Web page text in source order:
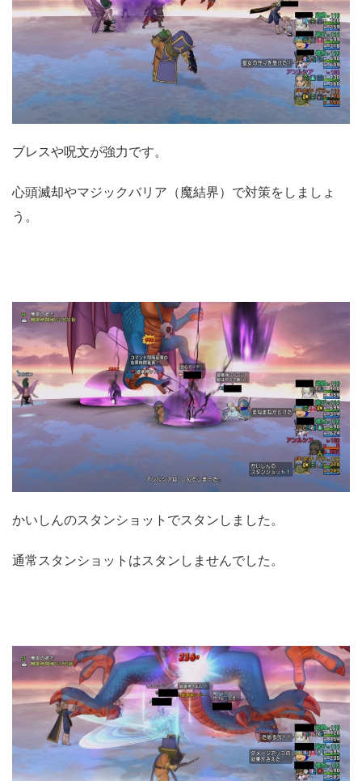
ブレスや呪文が強力です。
心頭滅却やマジックバリア（魔結界）で対策をしましょ
う。
かいしんのスタンショットでスタンしました。
通常スタンショットはスタンしませんでした。